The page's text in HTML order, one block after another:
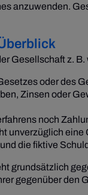
anzuwenden.
Gesellschaft z. B.
oder des
Zinsen oder
noch
unverzüglich
die fiktive
grundsätzlich
gegenüber den